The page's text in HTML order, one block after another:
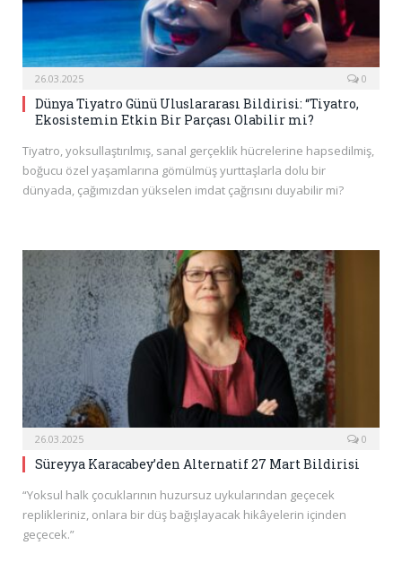
26.03.2025 0
Dünya Tiyatro Günü Uluslararası Bildirisi: “Tiyatro,
Ekosistemin Etkin Bir Parçası Olabilir mi?
Tiyatro, yoksullaştırılmış, sanal gerçeklik hücrelerine hapsedilmiş,
boğucu özel yaşamlarına gömülmüş yurttaşlarla dolu bir
dünyada, çağımızdan yükselen imdat çağrısını duyabilir mi?
26.03.2025 0
Süreyya Karacabey’den Alternatif 27 Mart Bildirisi
“Yoksul halk çocuklarının huzursuz uykularından geçecek
replikleriniz, onlara bir düş bağışlayacak hikâyelerin içinden
geçecek.”